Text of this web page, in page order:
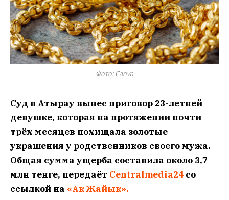
Фото: Canva
Суд в Атырау вынес приговор 23-летней
девушке, которая на протяжении почти
трёх месяцев похищала золотые
украшения у родственников своего мужа.
Общая сумма ущерба составила около 3,7
млн тенге, передаёт Centralmedia24 со
ссылкой на «Ак Жайык».